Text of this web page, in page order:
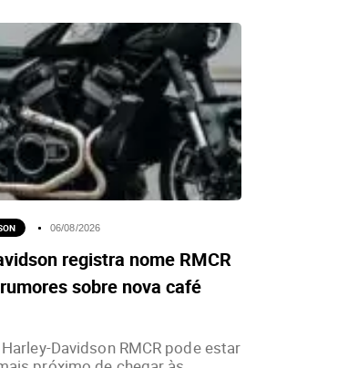
06/08/2026
registra nome RMCR
sobre nova café
Davidson RMCR pode estar